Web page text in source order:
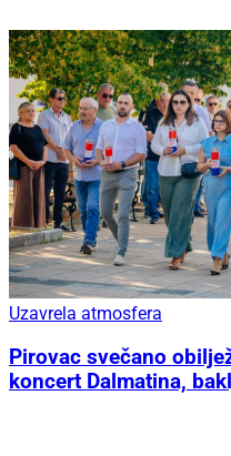
Uzavrela atmosfera
Pirovac svečano
koncert Dalmatina,